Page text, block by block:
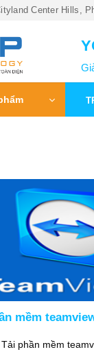
Center Hills,
mềm
phần mềm